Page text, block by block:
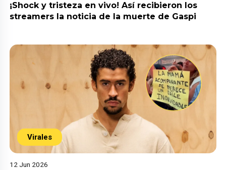
¡Shock y tristeza en vivo! Así recibieron los
streamers la noticia de la muerte de Gaspi
Virales
12 Jun 2026